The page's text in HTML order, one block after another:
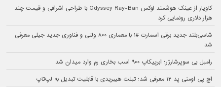
کاویار از عینک هوشمند لوکس Odyssey Ray-Ban با طراحی اشرافی و قیمت چند
هزار دلاری رونمایی کرد
شاسی‌بلند جدید برقی اسمارت #۱ با معماری ۸۰۰ ولتی و فناوری جدید جیلی معرفی
شد
رامبل بی سوپرشارژر؛ ابرپیکاپ ۹۰۰ اسب بخاری رم وارد میدان شد
اچ پی اومنی پد ۱۲ معرفی شد؛ تبلت هیبریدی با قابلیت تبدیل به لپ‌تاپ